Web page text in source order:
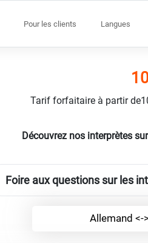
Pour les clients Langues
Tarif forfaitaire à partir
Découvrez nos interprètes
Foire aux questions sur les
Allemand <-